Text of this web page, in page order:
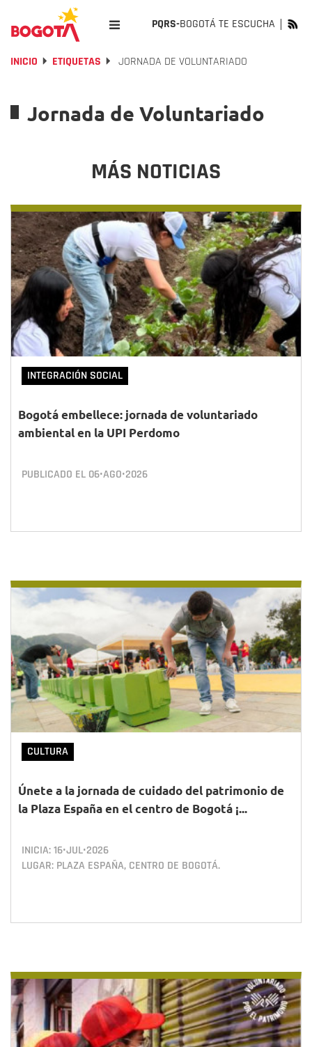
PQRS-BOGOTÁ TE ESCUCHA
INICIO ETIQUETAS JORNADA DE VOLUNTARIADO
Jornada de Voluntariado
MÁS NOTICIAS
INTEGRACIÓN SOCIAL
Bogotá embellece: jornada de voluntariado
ambiental en la UPI Perdomo
PUBLICADO EL 06•AGO•2026
CULTURA
Únete a la jornada de cuidado del patrimonio de
la Plaza España en el centro de Bogotá ¡...
INICIA:16•JUL•2026
LUGAR: PLAZA ESPAÑA, CENTRO DE BOGOTÁ.